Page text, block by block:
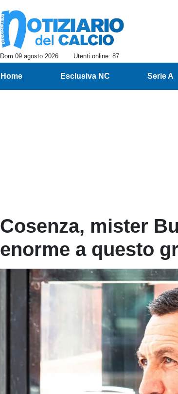
Dom 09 agosto 2026 Utenti online: 87
Home Esclusiva NC Serie A
Cosenza, mister
enorme a questo